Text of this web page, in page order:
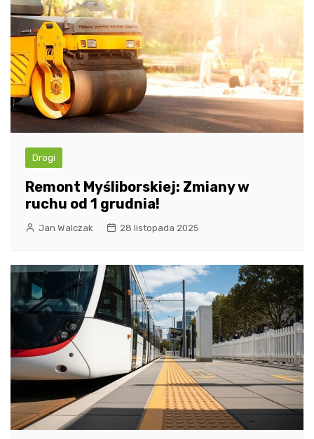
Drogi
Remont Myśliborskiej: Zmiany w
ruchu od 1 grudnia!
Jan Walczak 28 listopada 2025